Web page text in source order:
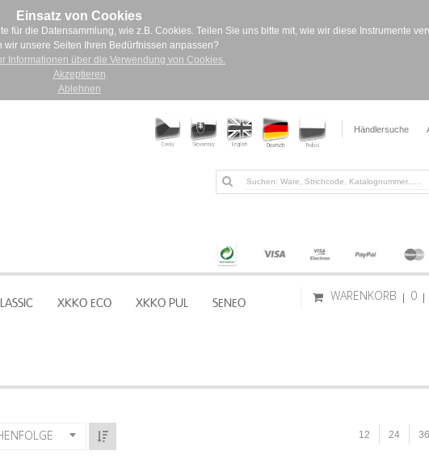
Einsatz von Cookies
für die Datensammlung, wie z.B. Cookies. Teilen Sie uns bitte mit, wie wir diese Instrumente
wir unsere Seiten Ihren Bedürfnissen anpassen?
Informationen über die Verwendung von Cookies.
Akzeptieren
Ablehnen
Händlersuche
XKKO ECO XKKO PUL SENEO WARENKORB 0
12 24 36